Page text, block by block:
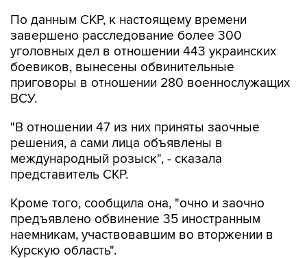
По данным СКР, к настоящему времени
завершено расследование более 300
уголовных дел в отношении 443 украинских
боевиков, вынесены обвинительные
приговоры в отношении 280 военнослужащих
ВСУ.
"В отношении 47 из них приняты заочные
решения, а сами лица объявлены в
международный розыск", - сказала
представитель СКР.
Кроме того, сообщила она, "очно и заочно
предъявлено обвинение 35 иностранным
наемникам, участвовавшим во вторжении в
Курскую область".